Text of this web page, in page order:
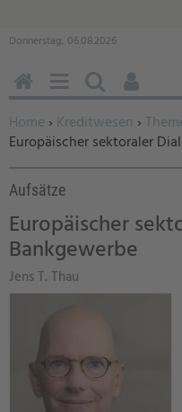
Donnerstag, 06.08.2026
Sie befinden sich hier:
Home › Kreditwesen ›
Europäischer sektoraler
Aufsätze
Europäischer
Bankgewerbe
Jens T. Thau
HOMEMENÜSUCHEN